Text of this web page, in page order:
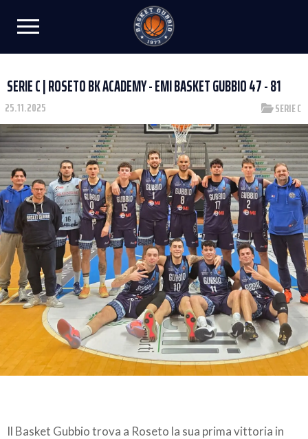
SERIE C | ROSETO BK ACADEMY - EMI BASKET GUBBIO 47 - 81
25.11.2025 SERIE C
Il Basket Gubbio trova a Roseto la sua prima vittoria in